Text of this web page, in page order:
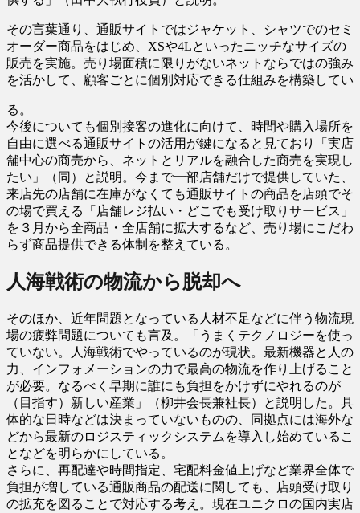
その言葉通り、通販サイトではジャケット、シャツでのセミ
オーダー商品をはじめ、XSや4Lといったニッチなサイズの
販売を実施。売り場面積に限りがないネットならではの強み
を活かして、顧客ごとに個別対応できる仕組みを構築してい
る。
今後についても個別接客の進化に向けて、時間や購入場所を
自由に選べる通販サイトの活用が鍵になると見ており「実店
舗中心の商売から、ネットとリアルを融合した商売を実現し
たい」（同）と説明。今まで一部店舗だけで提供していた、
来店先の店舗に在庫がなくても通販サイトの商品を店頭でそ
の場で買える「店舗レジ払い・どこでも受け取りサービス」
を３月から全商品・全店舗に拡大するなど、売り場にこだわ
らず商品提供できる体制を整えている。
人海戦術の物流から脱却へ
そのほか、近年問題となっている人材不足などに伴う物流現
場の疲弊問題についても言及。「うまくテクノロジーを使っ
ていない。人海戦術でやっているのが現状。最新機器と人の
力、インフォメーションの力で最高の物流を作り上げること
が必要。なるべく早期に誰にも負担をかけずにやれるのが
（目指す）新しい産業」（柳井会長兼社長）と説明した。具
体的な日時などは決まっていないものの、同拠点には海外な
どから最新のロジスティックシステムを導入し始めているこ
となどを明らかにしている。
さらに、再配達や時間指定、宅配料金値上げなど業界全体で
負担が増している通販商品の配送に関しても、店頭受け取り
の拡充を図ることで対応する考え。現在ユニクロの国内実店